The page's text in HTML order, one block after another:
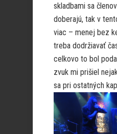
skladbami sa
doberajú, tak v
viac – menej bez
treba dodržiavať
celkovo to bol
zvuk mi prišiel
sa pri ostatných